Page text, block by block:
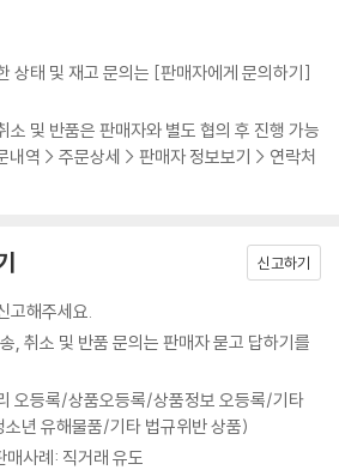
. 헤르메스는 인간에게 이익을 주기도 하지
어둔 밤의 골목길에서 미아가 되게 만들기도
상태 및 재고 문의는 [판매자에게 문의하기]
소 및 반품은 판매자와 별도 협의 후 진행 가능
내역 > 주문상세 > 판매자 정보보기 > 연락처
신고하기
고해주세요.
, 취소 및 반품 문의는 판매자 묻고 답하기를
오등록/상품오등록/상품정보 오등록/기타
년 유해물품/기타 법규위반 상품)
매사례: 직거래 유도